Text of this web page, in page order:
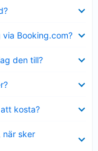
Booking.com?
den till?
kosta?
sker